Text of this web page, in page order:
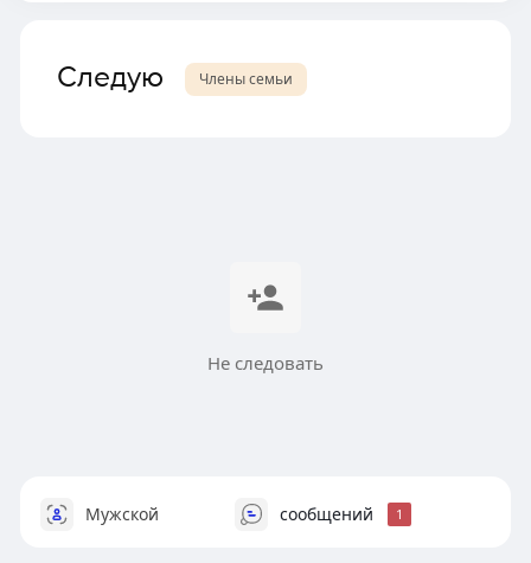
Следую Члены семьи
Не следовать
Мужской сообщений 1